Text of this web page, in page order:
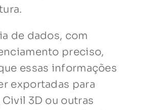
de dados, com
preciso,
essas informações
exportadas para
3D ou outras